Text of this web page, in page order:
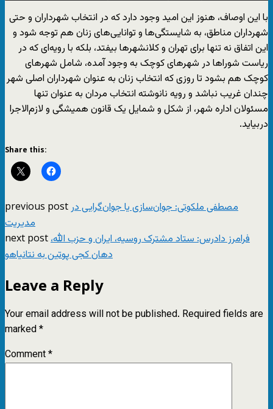
با این اوصاف، هنوز این امید وجود دارد که در انتخاب شهرداران و حتی
شهرداران مناطق، به شایستگی‌ها و توانایی‌های زنان هم توجه شود و
این اتفاق نه تنها برای تهران و کلانشهرها بیفتد، بلکه با رویه‌ای که در
ریاست شوراها در شهرهای کوچک به وجود آمده، شامل شهرهای
کوچک هم بشود تا روزی که انتخاب زنان به عنوان شهرداران اصلی شهر
چندان غریب نباشد و رویه نانوشته انتخاب مردان به عنوان تنها
مسئولان اداره شهر، از شکل و شمایل یک قانون همیشگی و لازم‌الاجرا
دربیاید.
Share this:
previous post مصطفی ملکوتی: جوان‌سازی یا جوان‌گرایی در
مدیریت
next postفرامرز دادرس: ستاد مشترک روسیه، ایران و حزب الله،
دهان کجی پوتین به نتانیاهو
Leave a Reply
Your email address will not be published. Required fields are
marked*
Comment*